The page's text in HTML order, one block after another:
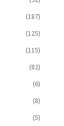
(187)
(125)
(115)
(82)
(6)
(8)
(5)